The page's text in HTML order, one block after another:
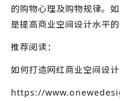
的购物心理及购物规律。
是提高商业空间设计水平的
推荐阅读：
如何打造网红商业空间设计
https://